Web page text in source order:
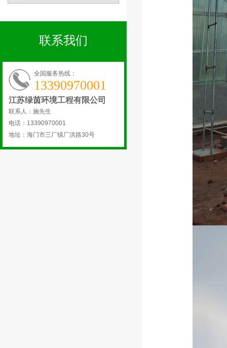
联系我们
全国服务热线：
13390970001
江苏绿茵环境工程有限公司
联系人：施先生
电话：13390970001
地址：海门市三厂镇厂洪路30号